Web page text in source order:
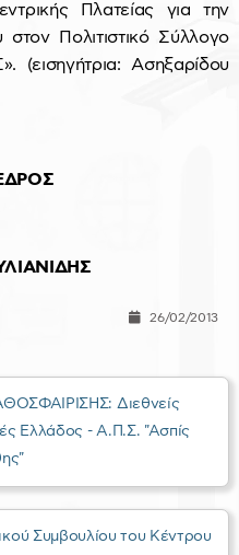
Πλατείας για την
Πολιτιστικό Σύλλογο
(εισηγήτρια: Ασηξαρίδου
26/02/2013
Διεθνείς
Ελλάδος - Α.Π.Σ. "Ασπίς
Συμβουλίου του Κέντρου